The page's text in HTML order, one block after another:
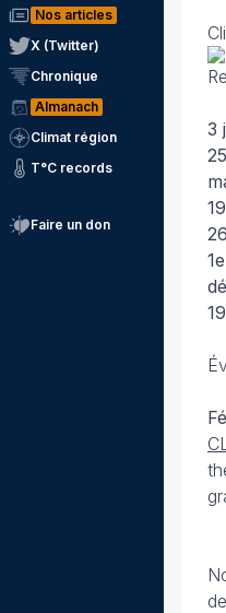
Nos articles
X (Twitter)
Chronique
Almanach
Climat région
T°C records
Faire un don
3